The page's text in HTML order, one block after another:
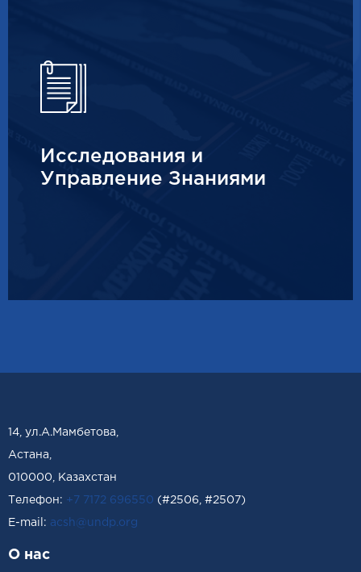
Исследования и
Управление Знаниями
14, ул.А.Мамбетова,
Астана,
010000, Казахстан
Телефон: +7 7172 696550 (#2506, #2507)
Е-mail: acsh@undp.org
О нас